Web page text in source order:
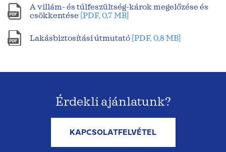
A villám- és túlfeszültség-károk megelőzése és
csökkentése [PDF, 0,7 MB]
Lakásbiztosítási útmutató [PDF, 0,8 MB]
Érdekli ajánlatunk?
KAPCSOLATFELVÉTEL